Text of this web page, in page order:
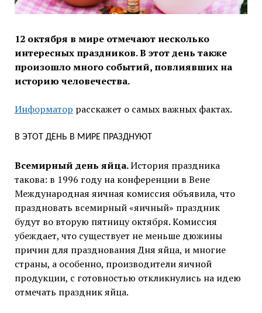
12 октября в мире отмечают несколько
интересных праздников. В этот день также
произошло много событий, повлиявших на
историю человечества.
Информатор расскажет о самых важных фактах.
В ЭТОТ ДЕНЬ В МИРЕ ПРАЗДНУЮТ
Всемирный день яйца.История праздника
такова: в 1996 году на конференции в Вене
Международная яичная комиссия объявила, что
праздновать всемирный «яичный» праздник
будут во вторую пятницу октября. Комиссия
убеждает, что существует не меньше дюжины
причин для празднования Дня яйца, и многие
страны, а особенно, производители яичной
продукции, с готовностью откликнулись на идею
отмечать праздник яйца.